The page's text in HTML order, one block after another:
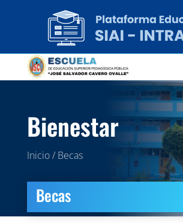
Bienestar
Inicio / Becas
Becas